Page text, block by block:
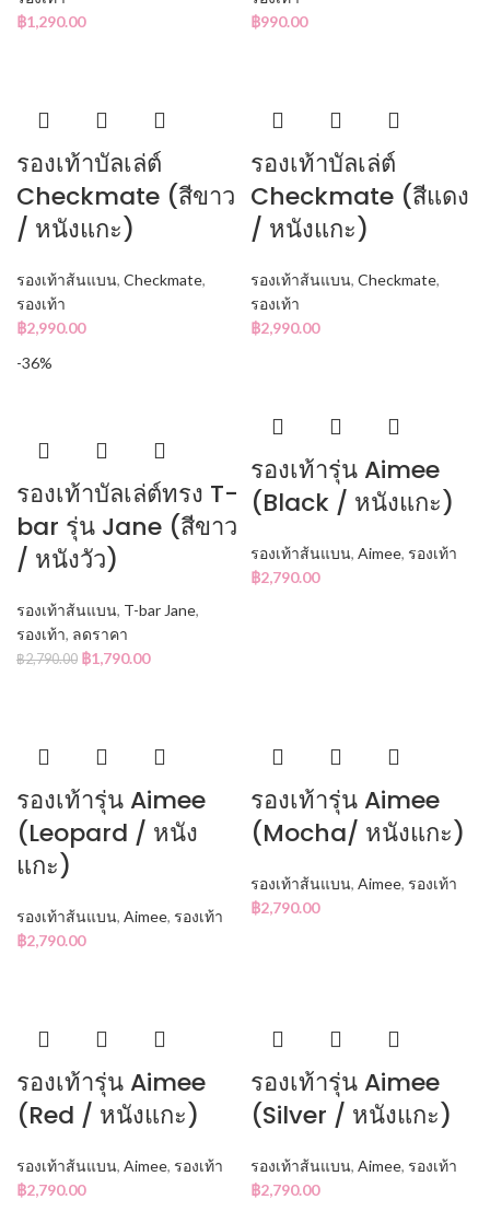
฿1,290.00
฿990.00
รองเท้าบัลเล่ต์
Checkmate (สีขาว
/ หนังแกะ)
รองเท้าส้นแบน, Checkmate,
รองเท้า
฿2,990.00
รองเท้าบัลเล่ต์
Checkmate (สีแดง
/ หนังแกะ)
รองเท้าส้นแบน, Checkmate,
รองเท้า
฿2,990.00
-36%
รองเท้าบัลเล่ต์ทรง T-
bar รุ่น Jane (สีขาว
/ หนังวัว)
รองเท้าส้นแบน, T-bar Jane,
รองเท้า, ลดราคา
฿2,790.00 ฿1,790.00
รองเท้ารุ่น Aimee
(Black / หนังแกะ)
รองเท้าส้นแบน, Aimee, รองเท้า
฿2,790.00
รองเท้ารุ่น Aimee
(Leopard / หนัง
แกะ)
รองเท้าส้นแบน, Aimee, รองเท้า
฿2,790.00
รองเท้ารุ่น Aimee
(Mocha/ หนังแกะ)
รองเท้าส้นแบน, Aimee, รองเท้า
฿2,790.00
รองเท้ารุ่น Aimee
(Red / หนังแกะ)
รองเท้าส้นแบน, Aimee, รองเท้า
฿2,790.00
รองเท้ารุ่น Aimee
(Silver / หนังแกะ)
รองเท้าส้นแบน, Aimee, รองเท้า
฿2,790.00